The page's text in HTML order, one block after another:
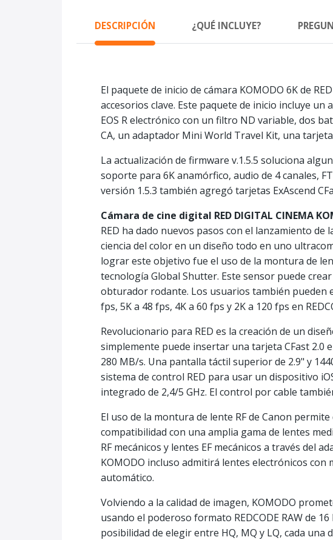
DESCRIPCIÓN ¿QUÉ INCLUYE?
El paquete de inicio de cámara KOMODO 6K de
accesorios clave. Este paquete de inicio incluye un
EOS R electrónico con un filtro ND variable, dos
CA, un adaptador Mini World Travel Kit, una
La actualización de firmware v.1.5.5 soluciona
soporte para 6K anamórfico, audio de 4 canales,
versión 1.5.3 también agregó tarjetas ExAscend
Cámara de cine digital RED DIGITAL CINEMA
RED ha dado nuevos pasos con el lanzamiento
ciencia del color en un diseño todo en uno
lograr este objetivo fue el uso de la montura de
tecnología Global Shutter. Este sensor puede
obturador rodante. Los usuarios también pueden
fps, 5K a 48 fps, 4K a 60 fps y 2K a 120 fps en
Revolucionario para RED es la creación de un
simplemente puede insertar una tarjeta CFast 2.0
280 MB/s. Una pantalla táctil superior de 2.9" y
sistema de control RED para usar un dispositivo
integrado de 2,4/5 GHz. El control por cable
El uso de la montura de lente RF de Canon
compatibilidad con una amplia gama de lentes
RF mecánicos y lentes EF mecánicos a través del
KOMODO incluso admitirá lentes electrónicos
automático.
Volviendo a la calidad de imagen, KOMODO
usando el poderoso formato REDCODE RAW de
posibilidad de elegir entre HQ, MQ y LQ, cada